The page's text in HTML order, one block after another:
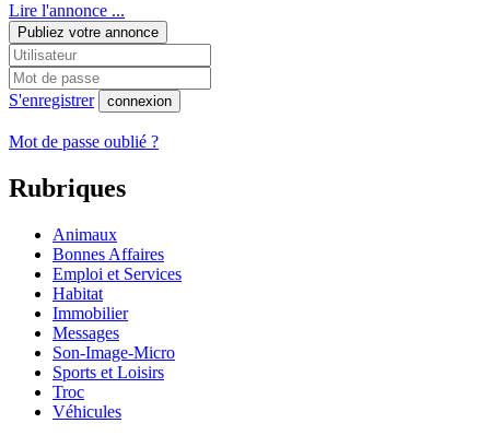
Lire l'annonce ...
Publiez votre annonce
S'enregistrer connexion
Mot de passe oublié ?
Rubriques
Animaux
Bonnes Affaires
Emploi et Services
Habitat
Immobilier
Messages
Son-Image-Micro
Sports et Loisirs
Troc
Véhicules